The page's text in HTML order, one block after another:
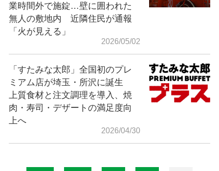
業時間外で施錠…壁に囲われた
無人の敷地内 近隣住民が通報
「火が見える」
2026/05/02
「すたみな太郎」全国初のプレ
ミアム店が埼玉・所沢に誕生
上質食材と注文調理を導入、焼
肉・寿司・デザートの満足度向
上へ
2026/04/30